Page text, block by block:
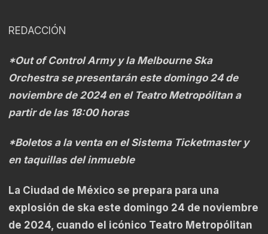
REDACCIÓN
*Out of Control Army y la Melbourne Ska
Orchestra se presentarán este domingo 24 de
noviembre de 2024 en el Teatro Metropólitan a
partir de las 18:00 horas
*Boletos a la venta en el Sistema Ticketmaster y
en taquillas del inmueble
La Ciudad de México se prepara para una
explosión de ska este domingo 24 de noviembre
de 2024, cuando el icónico Teatro Metropólitan